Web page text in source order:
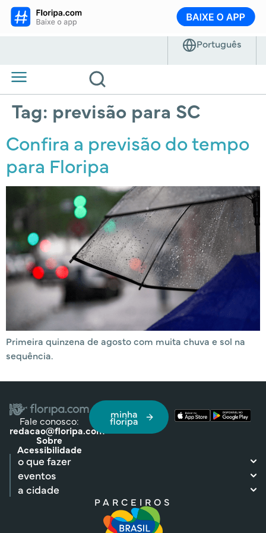
Tag: previsão para SC
Confira a previsão do tempo
para Floripa
Primeira quinzena de agosto com muita chuva e sol na
sequência.
Fale conosco:
redacao@floripa.com
Sobre
Acessibilidade
minha
floripa
o que fazer
eventos
a cidade
PARCEIROS